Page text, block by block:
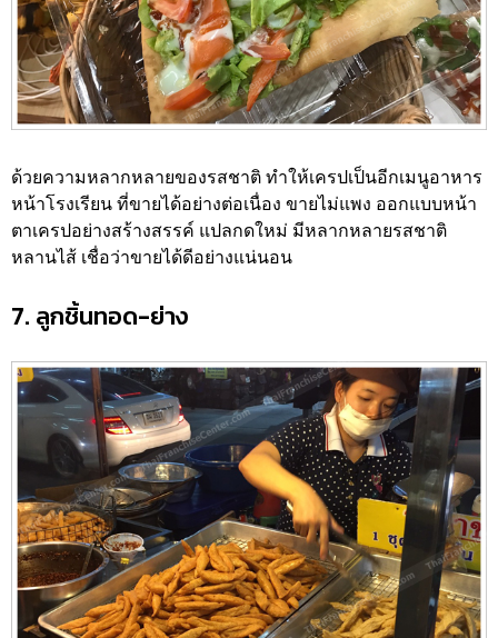
ด้วยความหลากหลายของรสชาติ ทำให้เครปเป็นอีกเมนูอาหาร
หน้าโรงเรียน ที่ขายได้อย่างต่อเนื่อง ขายไม่แพง ออกแบบหน้า
ตาเครปอย่างสร้างสรรค์ แปลกดใหม่ มีหลากหลายรสชาติ
หลานไส้ เชื่อว่าขายได้ดีอย่างแน่นอน
7. ลูกชิ้นทอด-ย่าง